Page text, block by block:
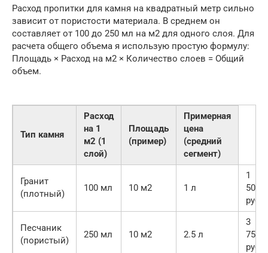
Расход пропитки для камня на квадратный метр сильно
зависит от пористости материала. В среднем он
составляет от 100 до 250 мл на м2 для одного слоя. Для
расчета общего объема я использую простую формулу:
Площадь × Расход на м2 × Количество слоев = Общий
объем.
Тип камня
Расход
на 1
м2 (1
слой)
Площадь
(пример)
Примерная
цена
(средний
сегмент)
Гранит
(плотный)
100 мл 10 м2 1 л
1
500
руб.
Песчаник
(пористый)
250 мл 10 м2 2.5 л
3
750
руб.